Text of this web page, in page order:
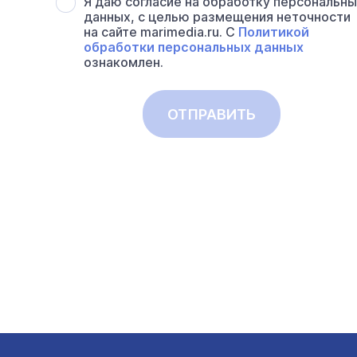
данных, с целью размещения неточности
на сайте marimedia.ru. С Политикой
обработки персональных данных
ознакомлен.
ОТПРАВИТЬ